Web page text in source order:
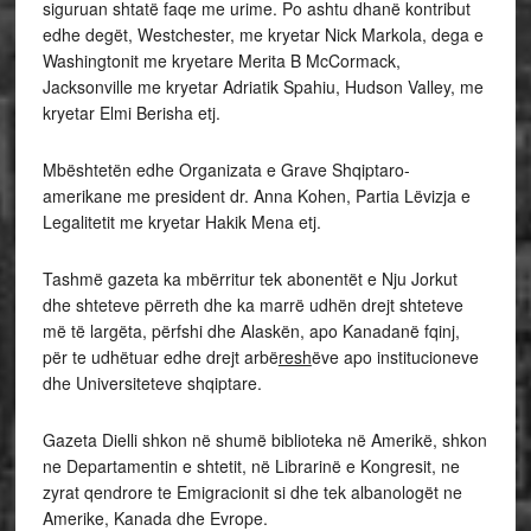
siguruan shtatë faqe me urime. Po ashtu dhanë kontribut
edhe degët, Westchester, me kryetar Nick Markola, dega e
Washingtonit me kryetare Merita B McCormack,
Jacksonville me kryetar Adriatik Spahiu, Hudson Valley, me
kryetar Elmi Berisha etj.
Mbështetën edhe Organizata e Grave Shqiptaro-
amerikane me president dr. Anna Kohen, Partia Lëvizja e
Legalitetit me kryetar Hakik Mena etj.
Tashmë gazeta ka mbërritur tek abonentët e Nju Jorkut
dhe shteteve përreth dhe ka marrë udhën drejt shteteve
më të largëta, përfshi dhe Alaskën, apo Kanadanë fqinj,
për te udhëtuar edhe drejt arbëreshëve apo institucioneve
dhe Universiteteve shqiptare.
Gazeta Dielli shkon në shumë biblioteka në Amerikë, shkon
ne Departamentin e shtetit, në Librarinë e Kongresit, ne
zyrat qendrore te Emigracionit si dhe tek albanologët ne
Amerike, Kanada dhe Evrope.